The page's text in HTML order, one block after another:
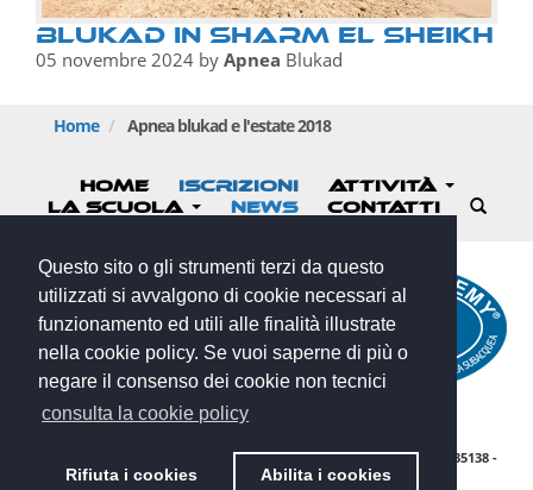
Questo sito o gli strumenti terzi da questo
utilizzati si avvalgono di cookie necessari al
funzionamento ed utili alle finalità illustrate
nella cookie policy. Se vuoi saperne di più o
negare il consenso dei cookie non tecnici
consulta la cookie policy
Rifiuta i cookies Abilita i cookies
Blukad in Sharm El Sheikh
05 novembre 2024 by Apnea Blukad
Home Apneablukad e l'estate 2018
HOME ISCRIZIONI
ATTIVITÀ
LA SCUOLA
NEWS CONTATTI
© 2025 APNEA BLUKAD A.S.D - NO PROFIT - VIA MONTE VODICE - 35138 -
PADOVA